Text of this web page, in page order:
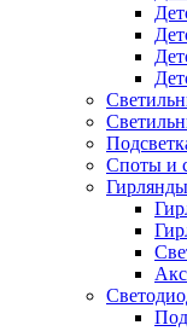
Споты и
Гирлянды